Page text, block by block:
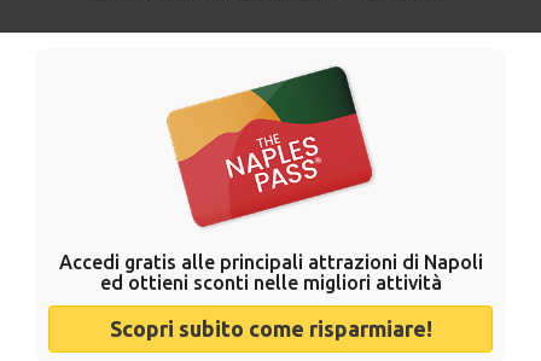
Accedi gratis alle principali attrazioni di Napoli
ed ottieni sconti nelle migliori attività
Scopri subito come risparmiare!